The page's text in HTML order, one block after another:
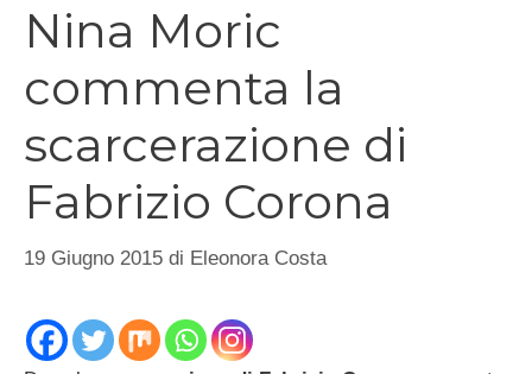
Nina Moric
commenta la
scarcerazione di
Fabrizio Corona
19 Giugno 2015 di Eleonora Costa